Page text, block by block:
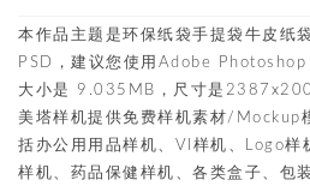
本作品主题是环保纸袋手提袋牛皮纸
PSD，建议您使用Adobe
大小是 9.035MB，尺寸是
美塔样机提供免费样机素材/Mockup
括办公用用品样机、VI样机、Logo样
样机、药品保健样机、各类盒子、包